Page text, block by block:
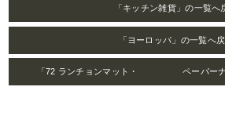
「キッチン雑貨」の一覧へ
「ヨーロッパ」の一覧へ
「72 ランチョンマット・ ペーパーナ